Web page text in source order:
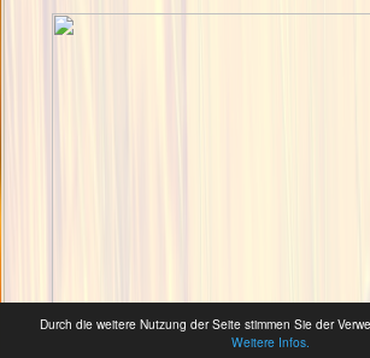
Durch die weitere Nutzung der Seite stimmen Sie der
Weitere Infos.